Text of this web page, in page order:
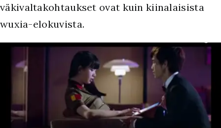
väkivaltakohtaukset ovat kuin kiinalaisista
wuxia-elokuvista.